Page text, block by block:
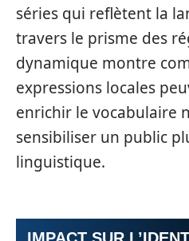
séries qui reflètent la
travers le prisme des
dynamique montre
expressions locales
enrichir le vocabulaire
sensibiliser un public
linguistique.
IMPACT SUR